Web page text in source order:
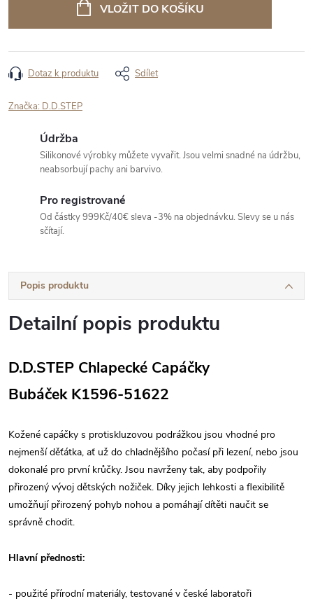
VLOŽIT DO KOŠÍKU
Dotaz k produktu Sdílet
Značka: D.D.STEP
Údržba
Silikonové výrobky můžete vyvařit. Jsou velmi snadné na údržbu,
neabsorbují pachy ani barvivo.
Pro registrované
Od částky 999Kč/40€ sleva -3% na objednávku. Slevy se u nás
sčítají.
Popis produktu
Detailní popis produktu
D.D.STEP Chlapecké Capáčky
Bubáček K1596-51622
Kožené capáčky s protiskluzovou podrážkou jsou vhodné pro
nejmenší děťátka, ať už do chladnějšího počasí při lezení, nebo jsou
dokonalé pro první krůčky. Jsou navrženy tak, aby podpořily
přirozený vývoj dětských nožiček. Díky jejich lehkosti a flexibilitě
umožňují přirozený pohyb nohou a pomáhají dítěti naučit se
správně chodit.
Hlavní přednosti:
- použité přírodní materiály, testované v české laboratoři